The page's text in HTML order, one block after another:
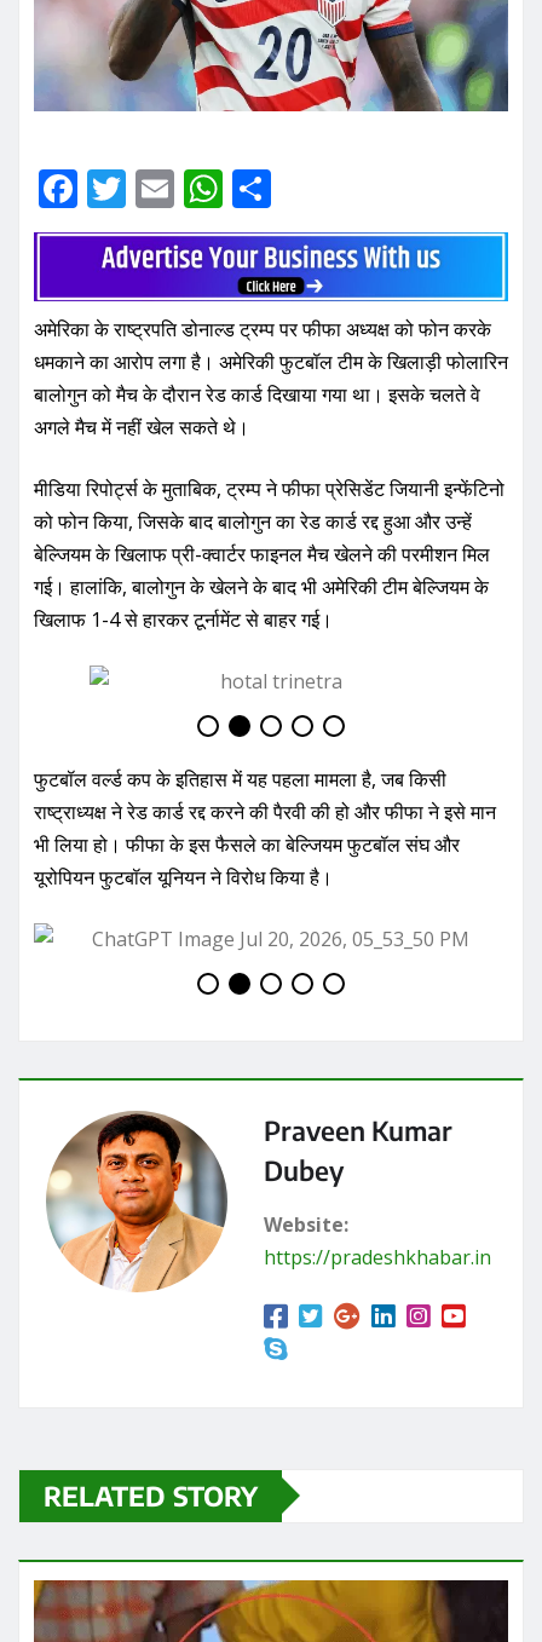
F
a
e
b
o
o
T
w
it
te
r
E
m
ai
l
W
h
at
s
A
p
p
h
ar
e
अमेरिका के राष्ट्रपति डोनाल्ड ट्रम्प पर फीफा अध्यक्ष को फोन करके
धमकाने का आरोप लगा है। अमेरिकी फुटबॉल टीम के खिलाड़ी फोलारिन
बालोगुन को मैच के दौरान रेड कार्ड दिखाया गया था। इसके चलते वे
अगले मैच में नहीं खेल सकते थे।
मीडिया रिपोर्ट्स के मुताबिक, ट्रम्प ने फीफा प्रेसिडेंट जियानी इन्फेंटिनो
को फोन किया, जिसके बाद बालोगुन का रेड कार्ड रद्द हुआ और उन्हें
बेल्जियम के खिलाफ प्री-क्वार्टर फाइनल मैच खेलने की परमीशन मिल
गई। हालांकि, बालोगुन के खेलने के बाद भी अमेरिकी टीम बेल्जियम के
खिलाफ 1-4 से हारकर टूर्नामेंट से बाहर गई।
फुटबॉल वर्ल्ड कप के इतिहास में यह पहला मामला है, जब किसी
राष्ट्राध्यक्ष ने रेड कार्ड रद्द करने की पैरवी की हो और फीफा ने इसे मान
भी लिया हो। फीफा के इस फैसले का बेल्जियम फुटबॉल संघ और
यूरोपियन फुटबॉल यूनियन ने विरोध किया है।
Praveen Kumar
Dubey
Website:
https://pradeshkhabar.in
RELATED STORY